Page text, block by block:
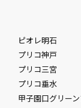
ピオレ明石
プリコ神戸
プリコ三宮
プリコ垂水
甲子園口グリー